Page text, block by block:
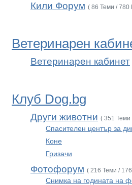
Кили Форум ( 86 Теми / 780
Ветеринарен
Ветеринарен кабинет
Клуб Dog.bg
Други животни ( 351
Спасителен център за
Коне
Гризачи
Фотофорум ( 216 Теми /
Снимка на годината на